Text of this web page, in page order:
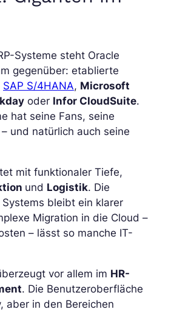
Systeme steht Oracle
gegenüber: etablierte
SAP S/4HANA, Microsoft
oder Infor CloudSuite.
hat seine Fans, seine
und natürlich auch seine
mit funktionaler Tiefe,
und Logistik. Die
bleibt ein klarer
Migration in die Cloud –
– lässt so manche IT-
vor allem im HR-
. Die Benutzeroberfläche
aber in den Bereichen